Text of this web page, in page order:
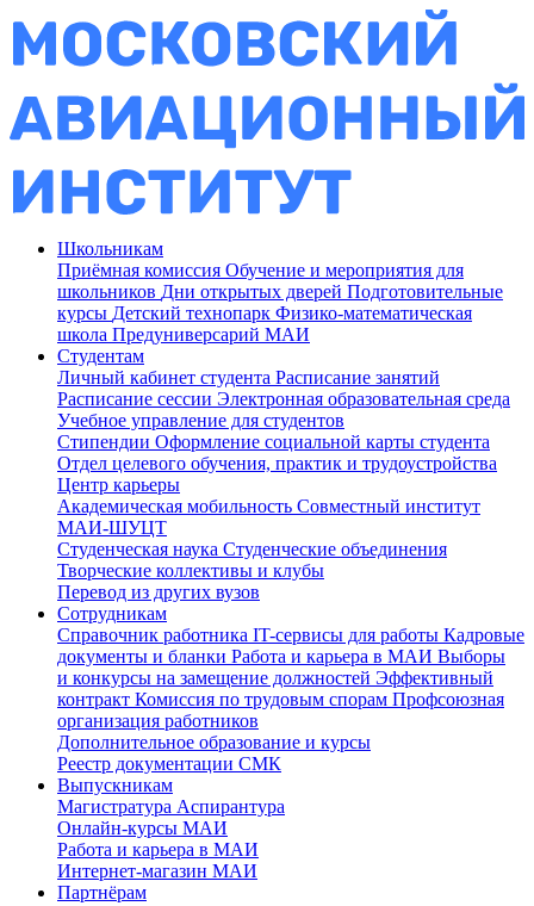
Школьникам
Приёмная комиссия Обучение и мероприятия для
школьников Дни открытых дверей Подготовительные
курсы Детский технопарк Физико-математическая
школа Предуниверсарий МАИ
Студентам
Личный кабинет студента Расписание занятий
Расписание сессии Электронная образовательная среда
Учебное управление для студентов
Стипендии Оформление социальной карты студента
Отдел целевого обучения, практик и трудоустройства
Центр карьеры
Академическая мобильность Совместный институт
МАИ-ШУЦТ
Студенческая наука Студенческие объединения
Творческие коллективы и клубы
Перевод из других вузов
Сотрудникам
Cправочник работника IT-сервисы для работы Кадровые
документы и бланки Работа и карьера в МАИ Выборы
и конкурсы на замещение должностей Эффективный
контракт Комиссия по трудовым спорам Профсоюзная
организация работников
Дополнительное образование и курсы
Реестр документации СМК
Выпускникам
Магистратура Аспирантура
Онлайн-курсы МАИ
Работа и карьера в МАИ
Интернет-магазин МАИ
Партнёрам